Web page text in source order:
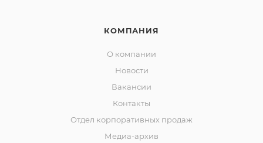
КОМПАНИЯ
О компании
Новости
Вакансии
Контакты
Отдел корпоративных продаж
Медиа-архив